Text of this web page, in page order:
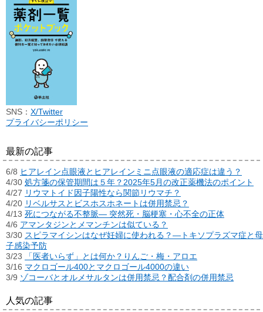
SNS： X/Twitter
プライバシーポリシー
最新の記事
6/8 ヒアレイン点眼液とヒアレインミニ点眼液の適応症は違う？
4/30 処方箋の保管期間は５年？2025年5月の改正薬機法のポイント
4/27 リウマトイド因子陽性なら関節リウマチ？
4/20 リベルサスとビスホスホネートは併用禁忌？
4/13 死につながる不整脈― 突然死・脳梗塞・心不全の正体
4/6 アマンタジンとメマンチンは似ている？
3/30 スピラマイシンはなぜ妊婦に使われる？―トキソプラズマ症と母
子感染予防
3/23
「医者いらず」とは何か？りんご・梅・アロエ
3/16 マクロゴール400とマクロゴール4000の違い
3/9 ゾコーバとオルメサルタンは併用禁忌？配合剤の併用禁忌
人気の記事